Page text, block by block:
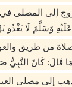
إلى المصلى
عَلَيْهِ وَسَلَّمَ لَا
من طريق
قَالَ: كَانَ النَّبِيُّ
إلى مصلى العيد